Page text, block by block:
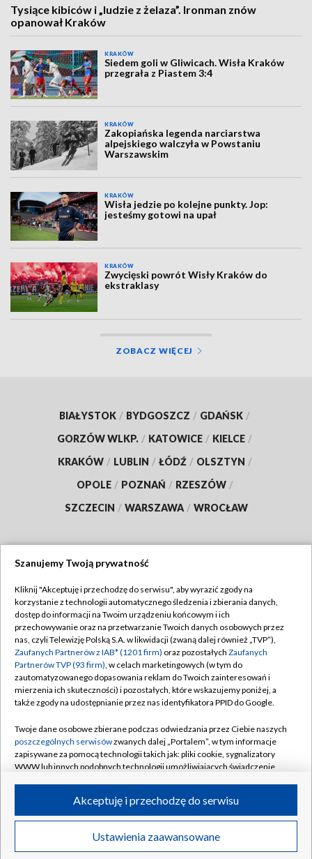
Tysiące kibiców i „ludzie z żelaza”. Ironman znów
opanował Kraków
KRAKÓW
Siedem goli w Gliwicach. Wisła Kraków
przegrała z Piastem 3:4
KRAKÓW
Zakopiańska legenda narciarstwa
alpejskiego walczyła w Powstaniu
Warszawskim
KRAKÓW
Wisła jedzie po kolejne punkty. Jop:
jesteśmy gotowi na upał
KRAKÓW
Zwycięski powrót Wisły Kraków do
ekstraklasy
ZOBACZ WIĘCEJ
BIAŁYSTOK / BYDGOSZCZ / GDAŃSK /
GORZÓW WLKP. / KATOWICE / KIELCE /
KRAKÓW / LUBLIN / ŁÓDŹ / OLSZTYN /
OPOLE / POZNAŃ / RZESZÓW /
SZCZECIN / WARSZAWA / WROCŁAW
TVP
Abonament TVP
Emisja w TVP
Centrum informacji TVP
Naziemna Telewizja Cyfrowa
Rada Programowa
System NOS
Informacje o nadawcy
Program dla prasy
Ogłoszenie przetargowe
Regulamin TVP
Polityka prywatności
Moje zgody
Pomoc
Kontakt
Kanały
©2026 Telewizja Polska S.A. w likwidacji
Szanujemy Twoją prywatność
Kliknij "Akceptuję i przechodzę do serwisu", aby wyrazić zgody na
korzystanie z technologii automatycznego śledzenia i zbierania danych,
dostęp do informacji na Twoim urządzeniu końcowym i ich
przechowywanie oraz na przetwarzanie Twoich danych osobowych przez
nas, czyli Telewizję Polską S.A. w likwidacji (zwaną dalej również „TVP”),
Zaufanych Partnerów z IAB* (1201 firm) oraz pozostałych Zaufanych
Partnerów TVP (93 firm), w celach marketingowych (w tym do
zautomatyzowanego dopasowania reklam do Twoich zainteresowań i
mierzenia ich skuteczności) i pozostałych, które wskazujemy poniżej, a
także zgody na udostępnianie przez nas identyfikatora PPID do Google.
Twoje dane osobowe zbierane podczas odwiedzania przez Ciebie naszych
poszczególnych serwisówzwanych dalej „Portalem”, w tym informacje
zapisywane za pomocą technologii takich jak: pliki cookie, sygnalizatory
WWW lub innych podobnych technologii umożliwiających świadczenie
ruchu w Internecie.
Twoje dane osobowe zbierane podczas odwiedzania przez Ciebie
poszczególnych serwisówna Portalu, takie jak adresy IP, identyfikatory
Ustawienia zaawansowane
Akceptuję i przechodzę do serwisu